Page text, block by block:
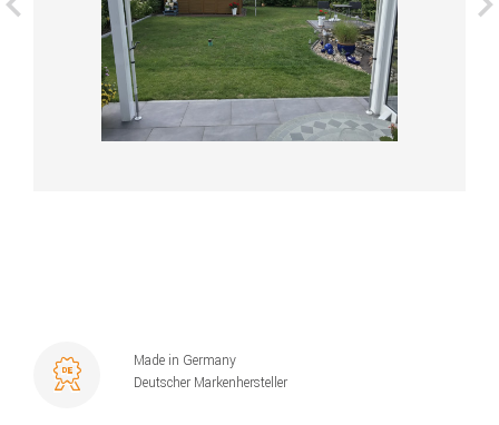
Made in Germany
Deutscher Markenhersteller